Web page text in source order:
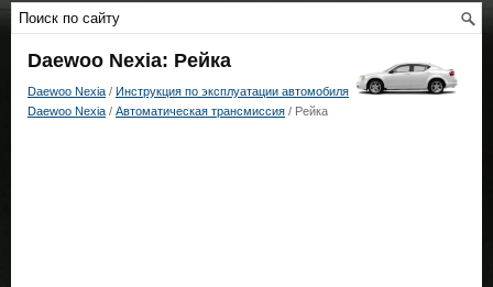
Daewoo Nexia: Рейка
Daewoo Nexia / Инструкция по эксплуатации автомобиля
Daewoo Nexia / Автоматическая трансмиссия / Рейка